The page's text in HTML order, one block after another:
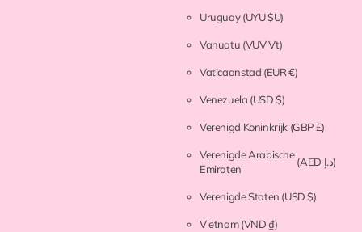
Uruguay(UYU $U)
Vanuatu (VUV Vt)
Vaticaanstad (EUR €)
Venezuela (USD $)
Verenigd Koninkrijk (GBP £)
Verenigde Arabische
Emiraten
(AED د.إ)
Verenigde Staten (USD $)
Vietnam(VND ₫)